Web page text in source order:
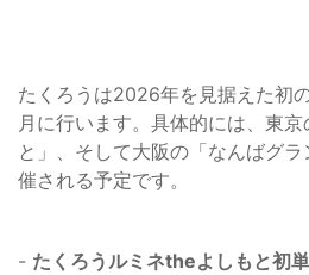
たくろうは2026年を見据えた初
月に行います。具体的には、東
と」、そして大阪の「なんばグ
催される予定です。
- たくろうルミネtheよしもと初